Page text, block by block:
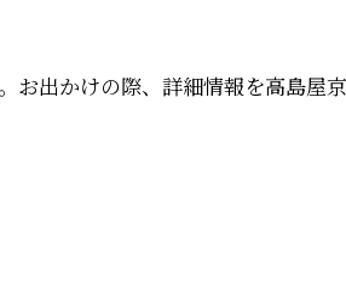
出かけの際、詳細情報を高島屋